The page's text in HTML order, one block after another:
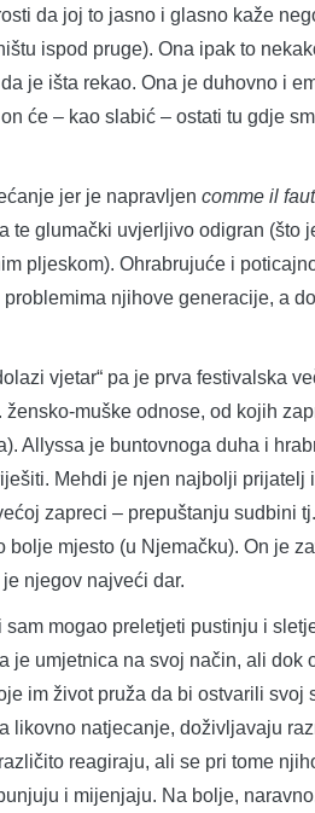
da joj to jasno i glasno kaže
ispod pruge). Ona ipak to
je išta rekao. Ona je duhovno i
će – kao slabić – ostati tu gdje
jer je napravljen comme il faut
te glumački uvjerljivo odigran (što
pljeskom). Ohrabrujuće i
njihove generacije, a
vjetar“ pa je prva festivalska
muške odnose, od kojih
Allyssa je buntovnoga duha i
Mehdi je njen najbolji prijatelj
zapreci – prepuštanju sudbini
mjesto (u Njemačku). On je
njegov najveći dar.
mogao preletjeti pustinju i
je umjetnica na svoj način, ali dok
im život pruža da bi ostvarili svoj
likovno natjecanje, doživljavaju
reagiraju, ali se pri tome
i mijenjaju. Na bolje,